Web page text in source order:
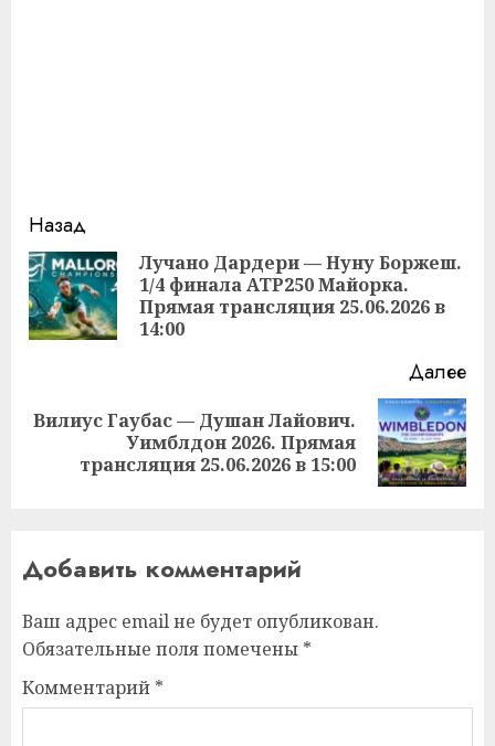
Продолжить
чтение
Назад
Лучано Дардери — Нуну Боржеш.
1/4 финала ATP250 Майорка.
Прямая трансляция 25.06.2026 в
14:00
Далее
Следующая
запись:
Вилиус Гаубас — Душан Лайович.
Уимблдон 2026. Прямая
трансляция 25.06.2026 в 15:00
Добавить комментарий
Ваш адрес email не будет опубликован.
Обязательные поля помечены *
Комментарий *